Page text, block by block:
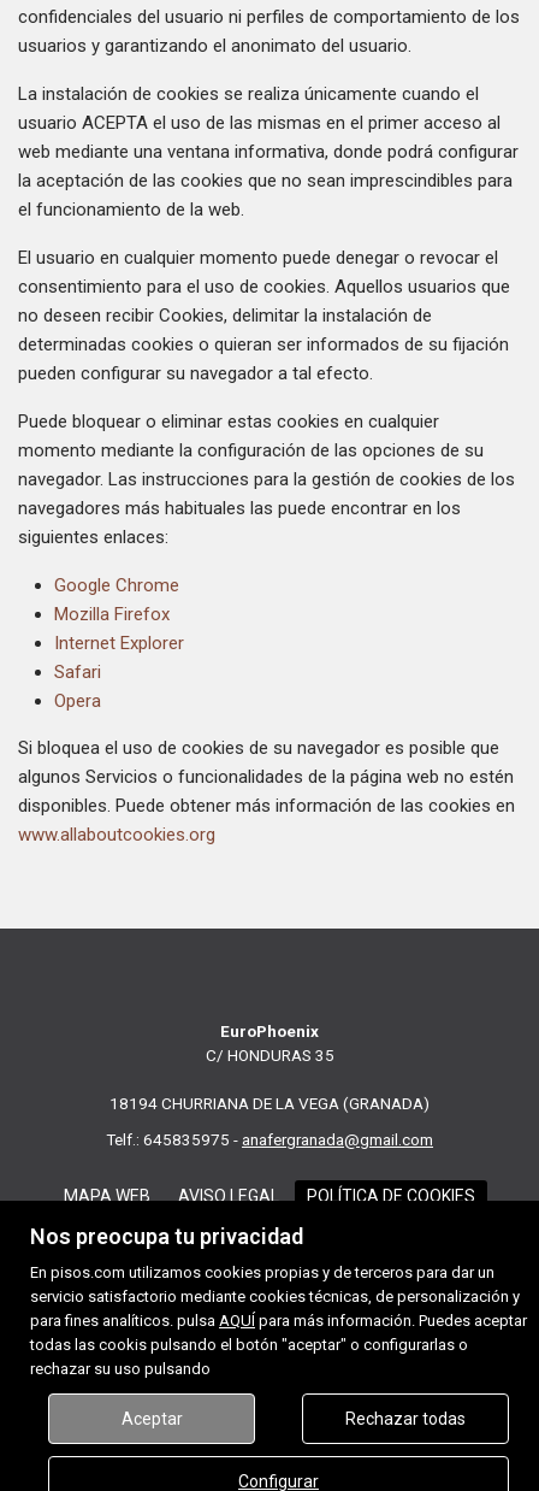
Nos preocupa tu privacidad
En pisos.com utilizamos cookies propias y de terceros para dar un
servicio satisfactorio mediante cookies técnicas, de personalización y
para fines analíticos. pulsa AQUÍ para más información. Puedes aceptar
todas las cookis pulsando el botón "aceptar" o configurarlas o
rechazar su uso pulsando
Aceptar Rechazar todas
Configurar
confidenciales del usuario ni perfiles de comportamiento de los
usuarios y garantizando el anonimato del usuario.
La instalación de cookies se realiza únicamente cuando el
usuario ACEPTA el uso de las mismas en el primer acceso al
web mediante una ventana informativa, donde podrá configurar
la aceptación de las cookies que no sean imprescindibles para
el funcionamiento de la web.
El usuario en cualquier momento puede denegar o revocar el
consentimiento para el uso de cookies. Aquellos usuarios que
no deseen recibir Cookies, delimitar la instalación de
determinadas cookies o quieran ser informados de su fijación
pueden configurar su navegador a tal efecto.
Puede bloquear o eliminar estas cookies en cualquier
momento mediante la configuración de las opciones de su
navegador. Las instrucciones para la gestión de cookies de los
navegadores más habituales las puede encontrar en los
siguientes enlaces:
Google Chrome
Mozilla Firefox
Internet Explorer
Safari
Opera
Si bloquea el uso de cookies de su navegador es posible que
algunos Servicios o funcionalidades de la página web no estén
disponibles. Puede obtener más información de las cookies en
www.allaboutcookies.org
EuroPhoenix
C/ HONDURAS 35
18194 CHURRIANA DE LA VEGA (GRANADA)
Telf.: 645835975 -anafergranada@gmail.com
MAPA WEB AVISO LEGAL POLÍTICA DE COOKIES